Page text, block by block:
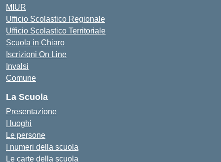
MIUR
Ufficio Scolastico Regionale
Ufficio Scolastico Territoriale
Scuola in Chiaro
Iscrizioni On Line
Invalsi
Comune
La Scuola
Presentazione
I luoghi
Le persone
I numeri della scuola
Le carte della scuola